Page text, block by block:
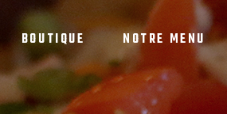
BOUTIQUE NOTRE MENU